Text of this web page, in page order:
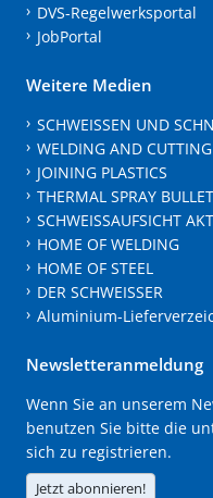
DVS-Regelwerksportal
JobPortal
Weitere Medien
SCHWEISSEN UND
WELDING AND CUTTING
JOINING PLASTICS
THERMAL SPRAY
SCHWEISSAUFSICHT
HOME OF WELDING
HOME OF STEEL
DER SCHWEISSER
Aluminium-
Newsletteranmeldung
Wenn Sie an unserem
benutzen Sie bitte die
sich zu registrieren.
Jetzt abonnieren!